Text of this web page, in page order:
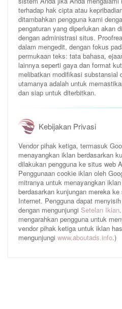
terhadap hak cipta atau
ditambahkan pengguna kami
pengaturan yang diperlukan akan
dengan administrasi situs.
dalam mengedit, dengan fokus
permukaan teks: tata bahasa,
lainnya seperti gaya dan format
melibatkan modifikasi substansial
utamanya adalah untuk
dan siap untuk diterbitkan.
Kebijakan Privasi
Vendor pihak ketiga, termasuk
menayangkan iklan berdasarkan
dilakukan pengguna ke situs web
Penggunaan cookie iklan oleh
mitranya untuk menayangkan
berdasarkan kunjungan mereka
Internet. Pengguna dapat
dengan mengunjungi Setelan Iklan
mengarahkan pengguna untuk
vendor pihak ketiga untuk iklan
mengunjungi www.aboutads.info.)